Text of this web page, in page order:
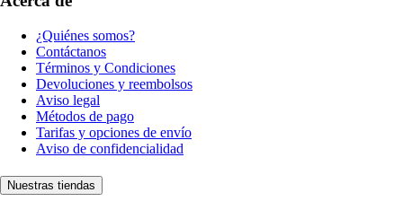
¿Quiénes somos?
Contáctanos
Términos y Condiciones
Devoluciones y reembolsos
Aviso legal
Métodos de pago
Tarifas y opciones de envío
Aviso de confidencialidad
Nuestras tiendas